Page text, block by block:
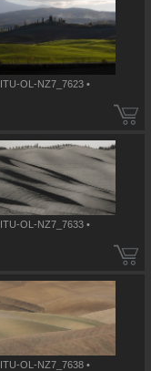
ITU-OL-NZ7_7623 •
ITU-OL-NZ7_7633 •
ITU-OL-NZ7_7638 •